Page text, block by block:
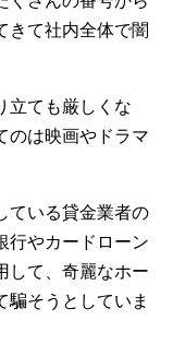
きて社内全体で闇
立ても厳しくな
のは映画やドラマ
ている貸金業者の
行やカードローン
して、奇麗なホー
騙そうとしていま